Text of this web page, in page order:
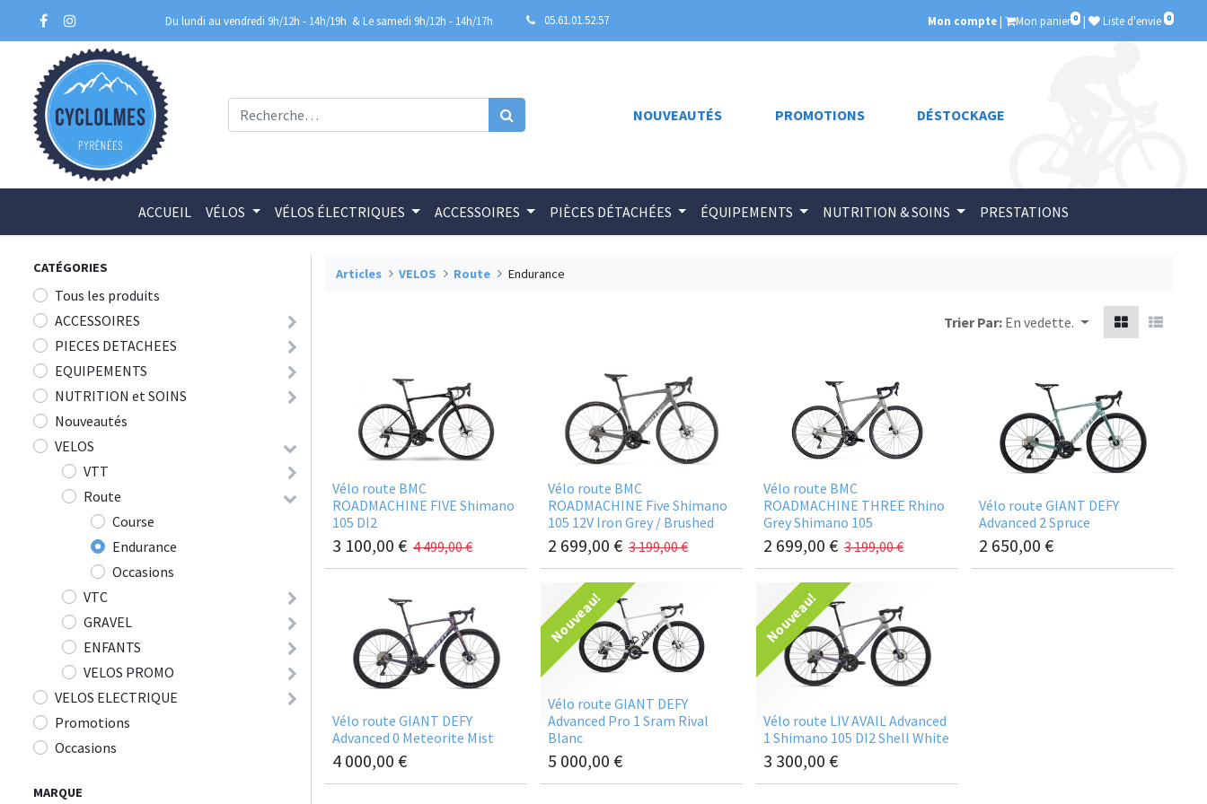
Du lundi au vendredi 9h/12h - 14h/19h & Le samedi 9h/12h - 14h/17h 05.61.01.52.57 Mon compte | Mon panier 0 | Liste d'envie 0
NOUVEAUTÉS PROMOTIONS DÉSTOCKAGE
ACCUEIL VÉLOS VÉLOS ÉLECTRIQUES ACCESSOIRES PIÈCES DÉTACHÉES ÉQUIPEMENTS NUTRITION & SOINS PRESTATIONS
CATÉGORIES
Tous les produits
ACCESSOIRES
PIECES DETACHEES
EQUIPEMENTS
NUTRITION et SOINS
Nouveautés
VELOS
VTT
Route
Course
Endurance
Occasions
VTC
GRAVEL
ENFANTS
VELOS PROMO
VELOS ELECTRIQUE
Promotions
Occasions
MARQUE
Articles VELOS Route Endurance
Trier Par: En vedette.
Vélo route BMC
ROADMACHINE FIVE Shimano
105 DI2
3 100,00 € 4 499,00€
Vélo route BMC
ROADMACHINE Five Shimano
105 12V Iron Grey / Brushed
2 699,00 € 3 199,00€
Vélo route BMC
ROADMACHINE THREE Rhino
Grey Shimano 105
2 699,00 € 3 199,00€
Vélo route GIANT DEFY
Advanced 2 Spruce
2 650,00 €
Vélo route GIANT DEFY
Advanced 0 Meteorite Mist
4 000,00 €
Vélo route GIANT DEFY
Advanced Pro 1 Sram Rival
Blanc
5 000,00 €
Nouveau!
Vélo route LIV AVAIL Advanced
1 Shimano 105 DI2 Shell White
3 300,00 €
Nouveau!